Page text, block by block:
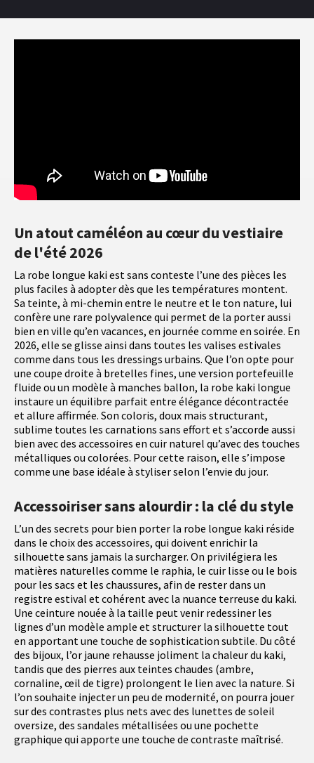
Un atout caméléon au cœur du vestiaire
de l'été 2026
La robe longue kaki est sans conteste l’une des pièces les
plus faciles à adopter dès que les températures montent.
Sa teinte, à mi-chemin entre le neutre et le ton nature, lui
confère une rare polyvalence qui permet de la porter aussi
bien en ville qu’en vacances, en journée comme en soirée. En
2026, elle se glisse ainsi dans toutes les valises estivales
comme dans tous les dressings urbains. Que l’on opte pour
une coupe droite à bretelles fines, une version portefeuille
fluide ou un modèle à manches ballon, la robe kaki longue
instaure un équilibre parfait entre élégance décontractée
et allure affirmée. Son coloris, doux mais structurant,
sublime toutes les carnations sans effort et s’accorde aussi
bien avec des accessoires en cuir naturel qu’avec des touches
métalliques ou colorées. Pour cette raison, elle s’impose
comme une base idéale à styliser selon l’envie du jour.
Accessoiriser sans alourdir : la clé du style
L’un des secrets pour bien porter la robe longue kaki réside
dans le choix des accessoires, qui doivent enrichir la
silhouette sans jamais la surcharger. On privilégiera les
matières naturelles comme le raphia, le cuir lisse ou le bois
pour les sacs et les chaussures, afin de rester dans un
registre estival et cohérent avec la nuance terreuse du kaki.
Une ceinture nouée à la taille peut venir redessiner les
lignes d’un modèle ample et structurer la silhouette tout
en apportant une touche de sophistication subtile. Du côté
des bijoux, l’or jaune rehausse joliment la chaleur du kaki,
tandis que des pierres aux teintes chaudes (ambre,
cornaline, œil de tigre) prolongent le lien avec la nature. Si
l’on souhaite injecter un peu de modernité, on pourra jouer
sur des contrastes plus nets avec des lunettes de soleil
oversize, des sandales métallisées ou une pochette
graphique qui apporte une touche de contraste maîtrisé.